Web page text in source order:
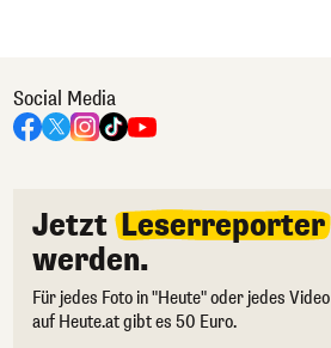
Social Media
Jetzt Leserreporter
werden.
Für jedes Foto in "Heute" oder jedes Video
auf Heute.at gibt es 50 Euro.